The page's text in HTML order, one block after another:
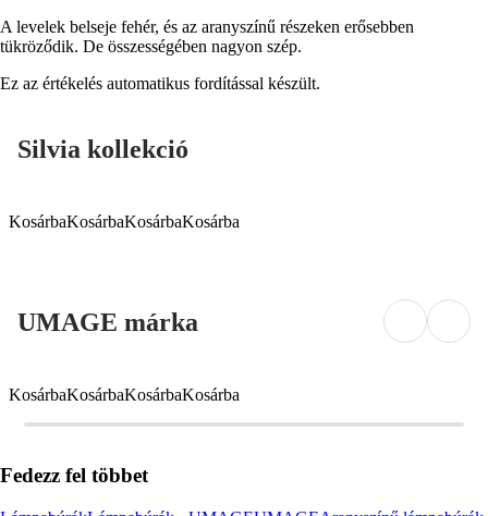
A levelek belseje fehér, és az aranyszínű részeken erősebben
tükröződik. De összességében nagyon szép.
Ez az értékelés automatikus fordítással készült.
Silvia kollekció
KosárbaKosárbaKosárbaKosárba
UMAGE márka
KosárbaKosárbaKosárbaKosárba
Fedezz fel többet